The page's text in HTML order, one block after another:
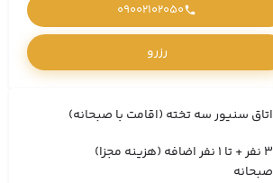
09002102050
رزرو
اتاق سنیور سه تخته (اقامت با صبحانه)
3 نفر + تا 1 نفر اضافه (هزینه مجزا)
صبحانه